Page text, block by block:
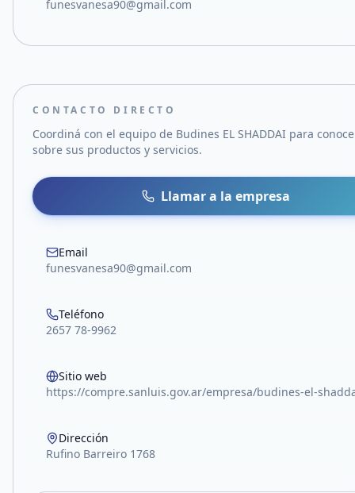
funesvanesa90@gmail.com
CONTACTO DIRECTO
Coordiná con el equipo de Budines EL SHADDAI para
sobre sus productos y servicios.
Llamar a la empresa
Email
funesvanesa90@gmail.com
Teléfono
2657 78-9962
Sitio web
https://compre.sanluis.gov.ar/empresa/budines-el-
Dirección
Rufino Barreiro 1768